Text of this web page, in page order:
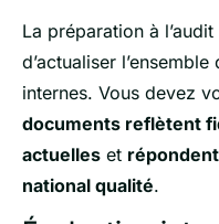
La préparation à
d’actualiser
internes. Vous devez
documents reflètent
actuelles et
national qualité.